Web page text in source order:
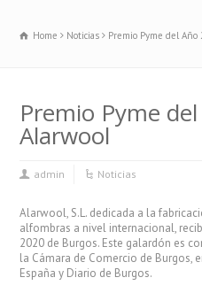
Home Noticias Premio Pyme del Año
Premio Pyme
Alarwool
admin Noticias
Alarwool, S.L. dedicada a la
alfombras a nivel internacional,
2020 de Burgos. Este galardón es
la Cámara de Comercio de Burgos,
España y Diario de Burgos.